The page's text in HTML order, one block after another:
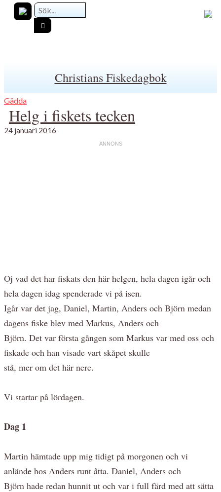
Christians Fiskedagbok
Gädda
Helg i fiskets tecken
24 januari 2016
Oj vad det har fiskats den här helgen, hela dagen igår och
hela dagen idag spenderade vi på isen.
Igår var det jag, Daniel, Martin, Anders och Björn medan
dagens fiske blev med Markus, Anders och
Björn. Det var första gången som Markus var med oss och
fiskade och han visade vart skåpet skulle
stå, mer om det här nere.
Vi startar på lördagen.
Dag 1
Martin hämtade upp mig tidigt på morgonen och vi
anlände hos Anders runt åtta. Daniel, Anders och
Björn hade redan hunnit ut och var i full färd med att sätta